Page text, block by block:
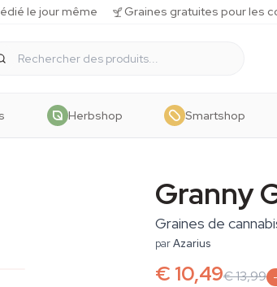
le jour même Graines gratuites pour les
Herbshop Smartshop
Granny
Graines de
parAzarius
€ 10,49€ 13,99